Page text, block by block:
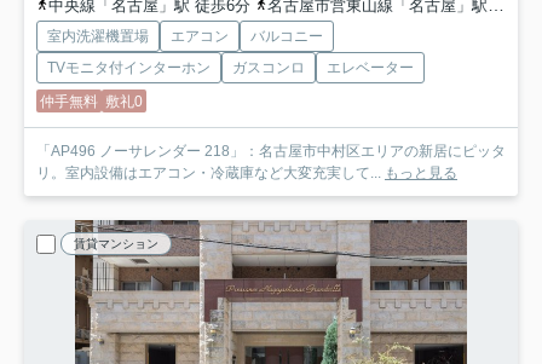
中央線「名古屋」駅 徒歩6分
名古屋市営東山線「名古屋」駅 徒歩6分
室内洗濯機置場 エアコン
バルコニー
TVモニタ付インターホン
ガスコンロ
エレベーター
仲手無料 敷礼0
「AP496 ノーサレンダー 218」：名古屋市中村区エリアの新居にピッタ
リ。室内設備はエアコン・冷蔵庫など大変充実して... もっと見る
賃貸マンション